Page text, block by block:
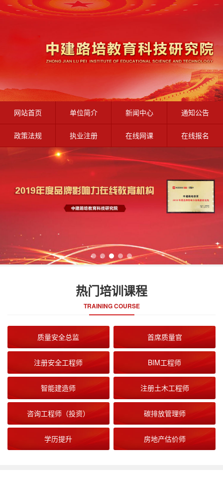
网站首页 单位简介 新闻中心 通知公告
政策法规 执业注册 在线网课 在线报名
热门培训课程
TRAINING COURSE
质量安全总监 首席质量官
注册安全工程师 BIM工程师
智能建造师 注册土木工程师
咨询工程师（投资） 碳排放管理师
学历提升 房地产估价师